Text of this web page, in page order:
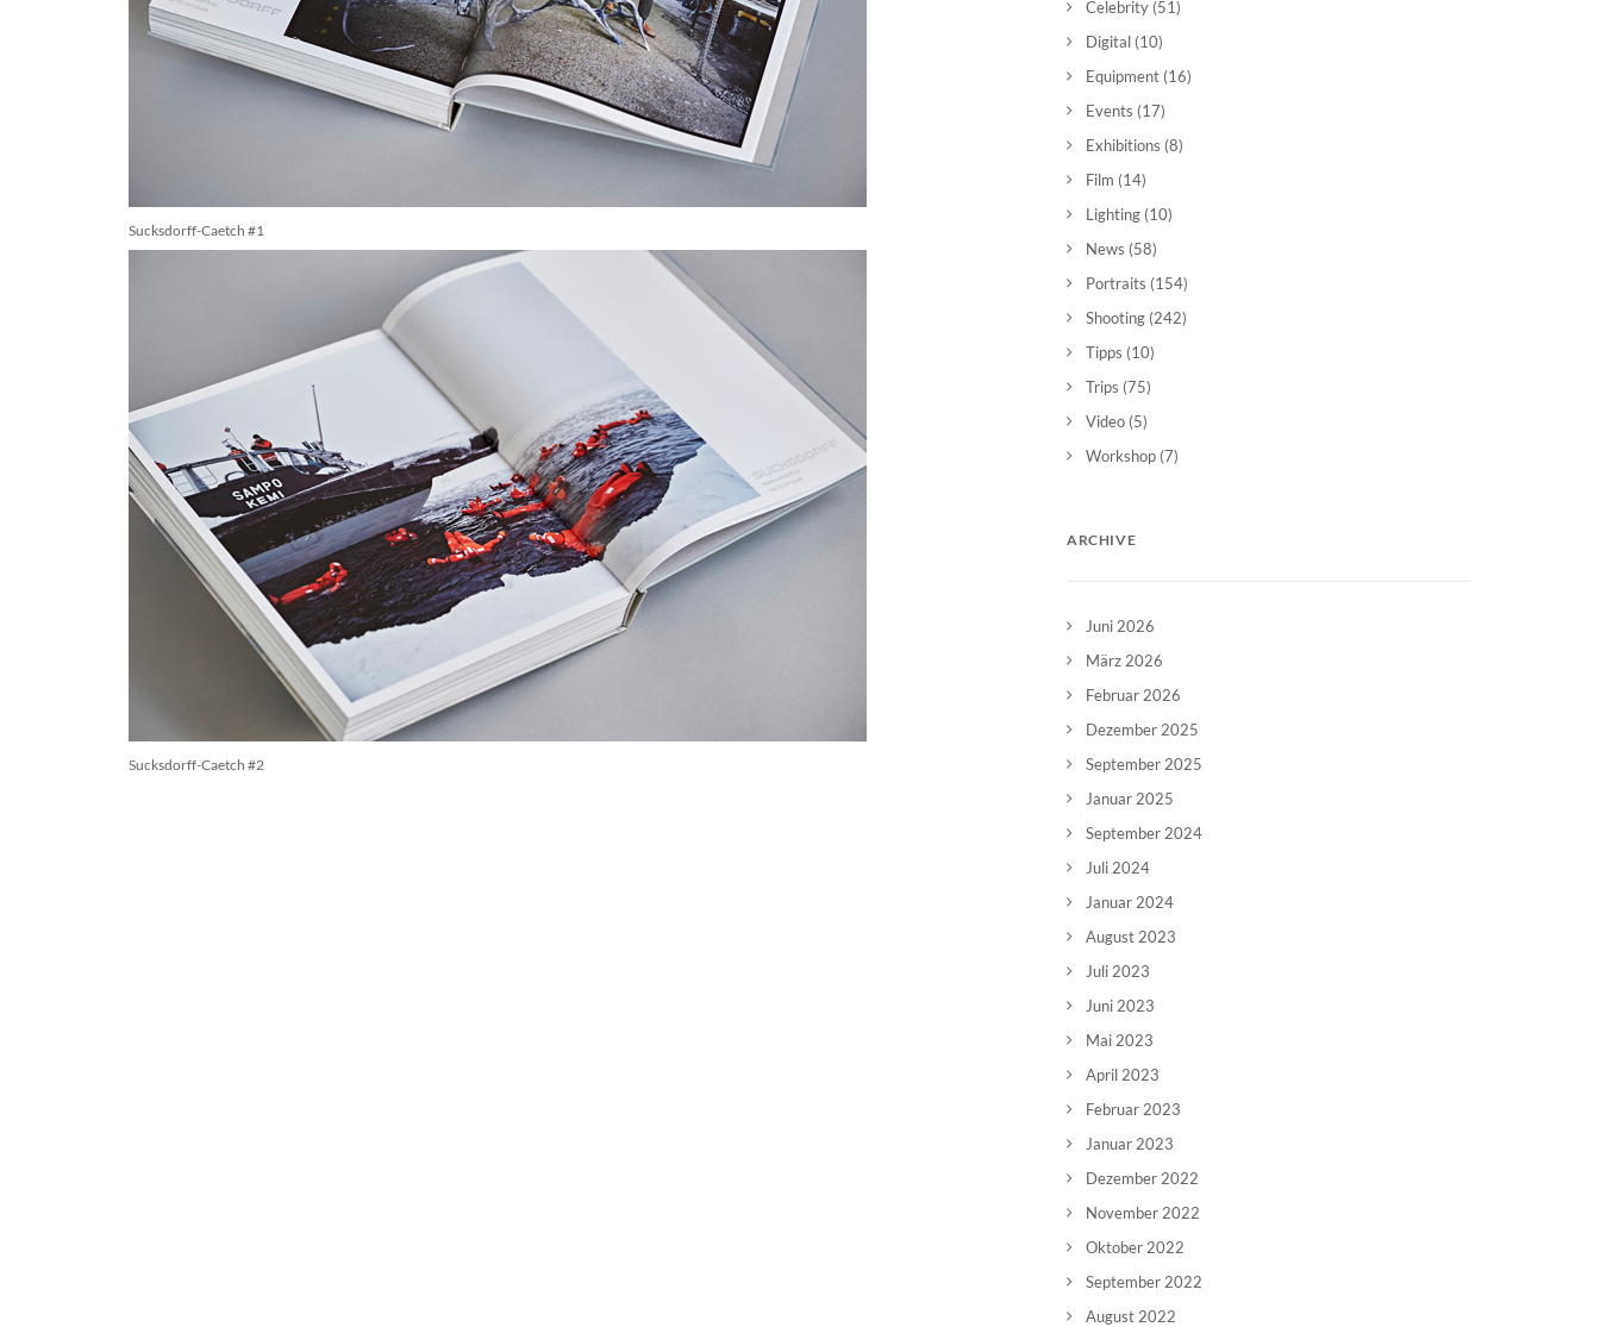
Sucksdorff-Caetch #1
Sucksdorff-Caetch #2
Celebrity (51)
Digital (10)
Equipment (16)
Events (17)
Exhibitions (8)
Film (14)
Lighting (10)
News (58)
Portraits (154)
Shooting (242)
Tipps (10)
Trips (75)
Video (5)
Workshop (7)
ARCHIVE
Juni 2026
März 2026
Februar 2026
Dezember 2025
September 2025
Januar 2025
September 2024
Juli 2024
Januar 2024
August 2023
Juli 2023
Juni 2023
Mai 2023
April 2023
Februar 2023
Januar 2023
Dezember 2022
November 2022
Oktober 2022
September 2022
August 2022